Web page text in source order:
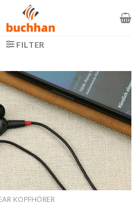
FILTER
KOPFHÖRER